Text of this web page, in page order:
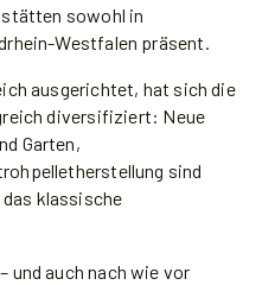
sowohl in
Westfalen präsent.
ausgerichtet, hat sich die
diversifiziert: Neue
Garten,
sind
klassische
und auch nach wie vor